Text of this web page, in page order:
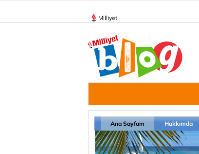
Milliyet
Ana Sayfam Hakkımda